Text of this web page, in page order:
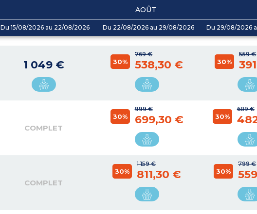
AOÛT
Du 15/08/2026 au 22/08/2026 Du 22/08/2026 au 29/08/2026 Du 29/08/2026
1 049 €
769 €
30% 538,30 €
559 €
30%
COMPLET
999 €
30% 699,30 €
689 €
30%
COMPLET
1 159 €
30% 811,30 €
799 €
30%